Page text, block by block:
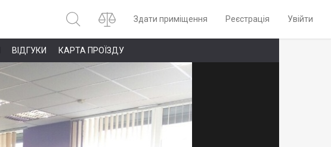
Здати приміщення Реєстрація Увійти
ВІДГУКИ КАРТА ПРОЇЗДУ